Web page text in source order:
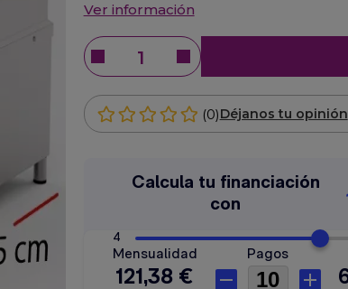
Ver información
(0)Déjanos tu opinión